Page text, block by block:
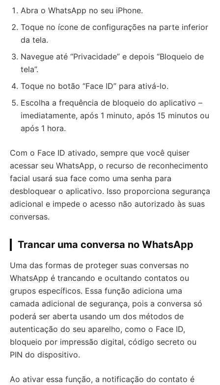
Abra o WhatsApp no seu iPhone.
Toque no ícone de configurações na parte inferior
da tela.
Navegue até “Privacidade” e depois “Bloqueio de
tela”.
Toque no botão “Face ID” para ativá-lo.
Escolha a frequência de bloqueio do aplicativo –
imediatamente, após 1 minuto, após 15 minutos ou
após 1 hora.
Com o Face ID ativado, sempre que você quiser
acessar seu WhatsApp, o recurso de reconhecimento
facial usará sua face como uma senha para
desbloquear o aplicativo. Isso proporciona segurança
adicional e impede o acesso não autorizado às suas
conversas.
Trancar uma conversa no WhatsApp
Uma das formas de proteger suas conversas no
WhatsApp é trancando e ocultando contatos ou
grupos específicos. Essa função adiciona uma
camada adicional de segurança, pois a conversa só
poderá ser aberta usando um dos métodos de
autenticação do seu aparelho, como o Face ID,
bloqueio por impressão digital, código secreto ou
PIN do dispositivo.
Ao ativar essa função, a notificação do contato é